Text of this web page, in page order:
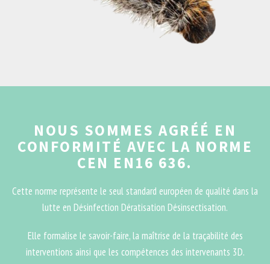
NOUS SOMMES AGRÉÉ EN
CONFORMITÉ AVEC LA NORME
CEN EN16 636.
Cette norme représente le seul standard européen de qualité dans la
lutte en Désinfection Dératisation Désinsectisation.
Elle formalise le savoir-faire, la maîtrise de la traçabilité des
interventions ainsi que les compétences des intervenants 3D.